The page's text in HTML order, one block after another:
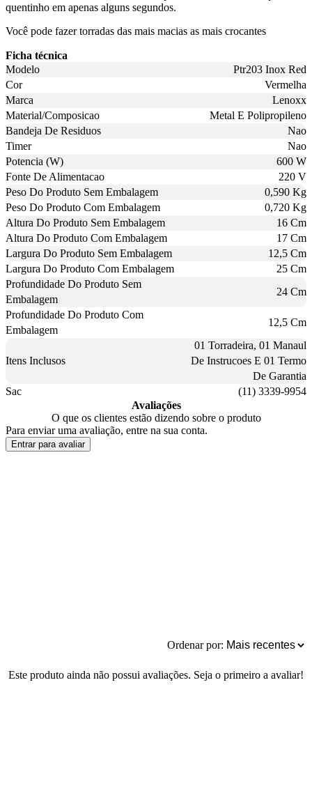
quentinho em apenas alguns segundos.
Você pode fazer torradas das mais macias as mais crocantes
Ficha técnica
Modelo
Ptr203 Inox Red
Cor
Vermelha
Marca
Lenoxx
Material/Composicao
Metal E Polipropileno
Bandeja De Residuos
Nao
Timer
Nao
Potencia (W)
600 W
Fonte De Alimentacao
220 V
Peso Do Produto Sem Embalagem
0,590 Kg
Peso Do Produto Com Embalagem
0,720 Kg
Altura Do Produto Sem Embalagem
16 Cm
Altura Do Produto Com Embalagem
17 Cm
Largura Do Produto Sem Embalagem
12,5 Cm
Largura Do Produto Com Embalagem
25 Cm
Profundidade Do Produto Sem
Embalagem
24 Cm
Profundidade Do Produto Com
Embalagem
12,5 Cm
Itens Inclusos
01 Torradeira, 01 Manaul
De Instrucoes E 01 Termo
De Garantia
Sac
(11) 3339-9954
Avaliações
O que os clientes estão dizendo sobre o produto
Para enviar uma avaliação, entre na sua conta.
Entrar para avaliar
Ordenar por:
Este produto ainda não possui avaliações. Seja o primeiro a avaliar!